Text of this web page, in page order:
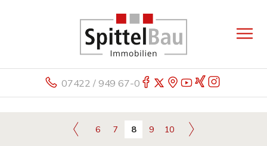
07422 / 949 67-0
6 7 8 9 10